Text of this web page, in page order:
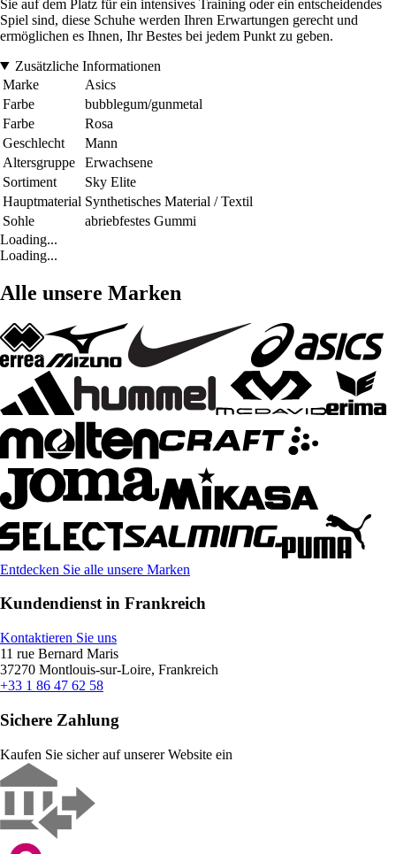
Sie auf dem Platz für ein intensives Training oder ein entscheidendes
Spiel sind, diese Schuhe werden Ihren Erwartungen gerecht und
ermöglichen es Ihnen, Ihr Bestes bei jedem Punkt zu geben.
Zusätzliche Informationen
Marke
Asics
Farbe
bubblegum/gunmetal
Farbe
Rosa
Geschlecht
Mann
Altersgruppe
Erwachsene
Sortiment
Sky Elite
Hauptmaterial Synthetisches Material / Textil
Sohle
abriebfestes Gummi
Loading...
Loading...
Alle unsere Marken
Entdecken Sie alle unsere Marken
Kundendienst in Frankreich
Kontaktieren Sie uns
11 rue Bernard Maris
37270 Montlouis-sur-Loire, Frankreich
+33 1 86 47 62 58
Sichere Zahlung
Kaufen Sie sicher auf unserer Website ein